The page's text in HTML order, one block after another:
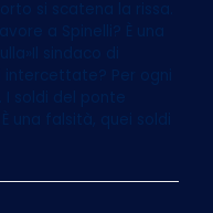
si scatena la rissa.
a Spinelli? È una
sindaco di
intercettate? Per ogni
soldi del ponte
una falsità, quei soldi